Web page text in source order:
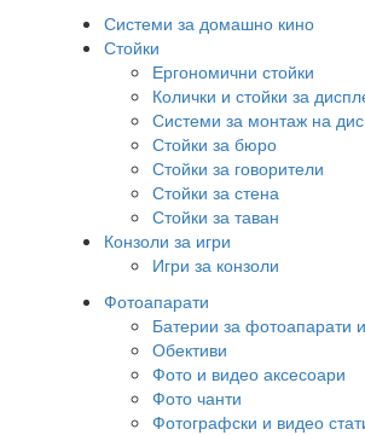
Системи за домашно кино
Стойки
Ергономични стойки
Колички и стойки за
Системи за монтаж на
Стойки за бюро
Стойки за говорители
Стойки за стена
Стойки за таван
Конзоли за игри
Игри за конзоли
Фотоапарати
Батерии за фотоапарати
Обективи
Фото и видео аксесоари
Фото чанти
Фотографски и видео